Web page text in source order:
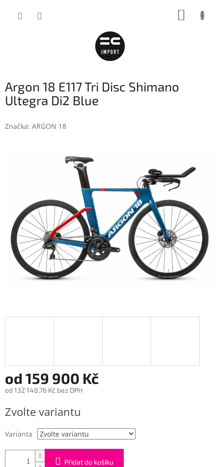
Argon 18 E117 Tri Disc Shimano
Ultegra Di2 Blue
Značka: ARGON 18
od 159 900 Kč
od 132 148,76 Kč bez DPH
cena:
Zvolte variantu
Varianta
Přidat do košíku